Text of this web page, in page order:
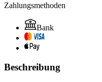
Zahlungsmethoden
Bank
Beschreibung